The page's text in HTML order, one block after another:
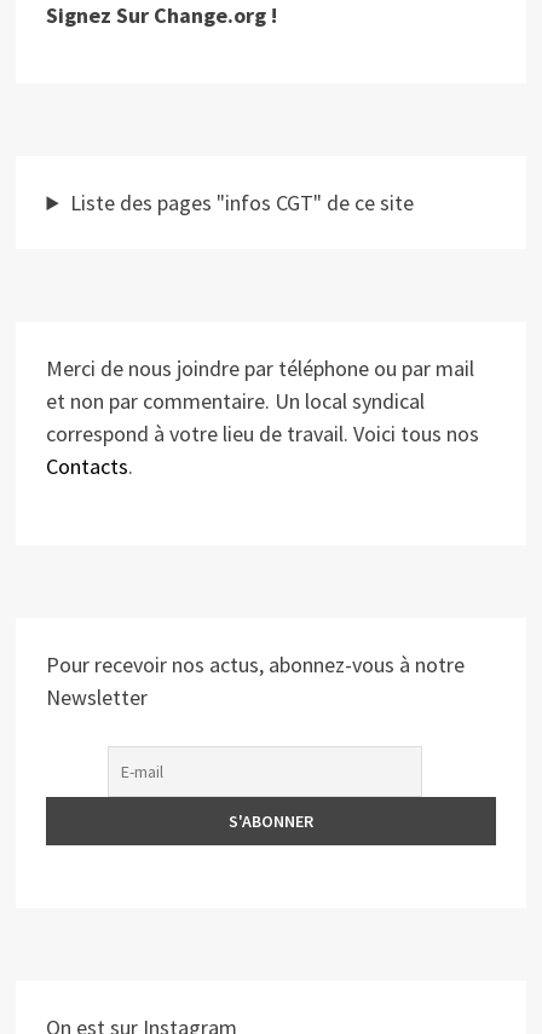
Signez Sur Change.org !
Liste des pages "infos CGT" de ce site
Merci de nous joindre par téléphone ou par mail
et non par commentaire. Un local syndical
correspond à votre lieu de travail. Voici tous nos
Contacts.
Pour recevoir nos actus, abonnez-vous à notre
Newsletter
On est sur Instagram